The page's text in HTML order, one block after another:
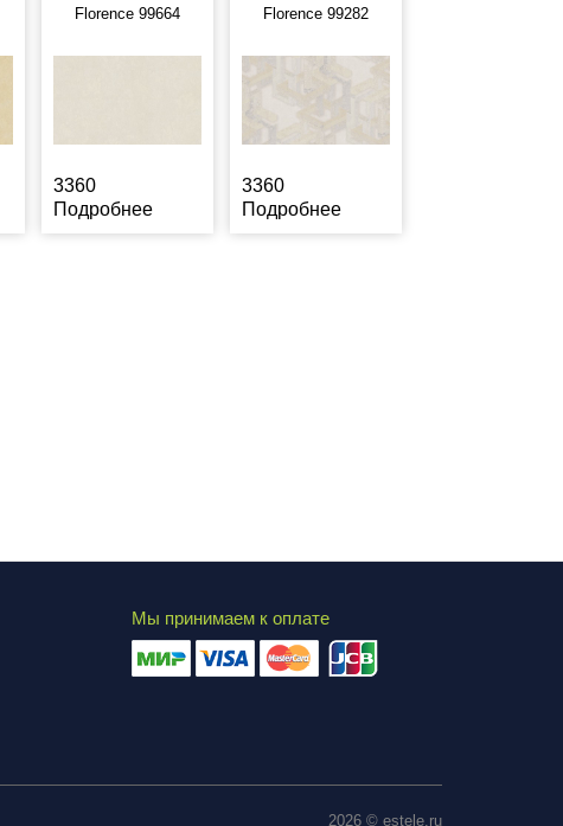
Florence 99664
3360
Подробнее
Florence 99282
3360
Подробнее
Мы принимаем к оплате
2026 © estele.ru